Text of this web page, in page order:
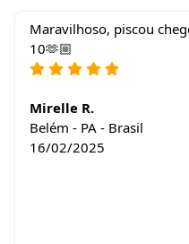
Maravilhoso, piscou
10🫶🏼
Mirelle R.
Belém - PA - Brasil
16/02/2025